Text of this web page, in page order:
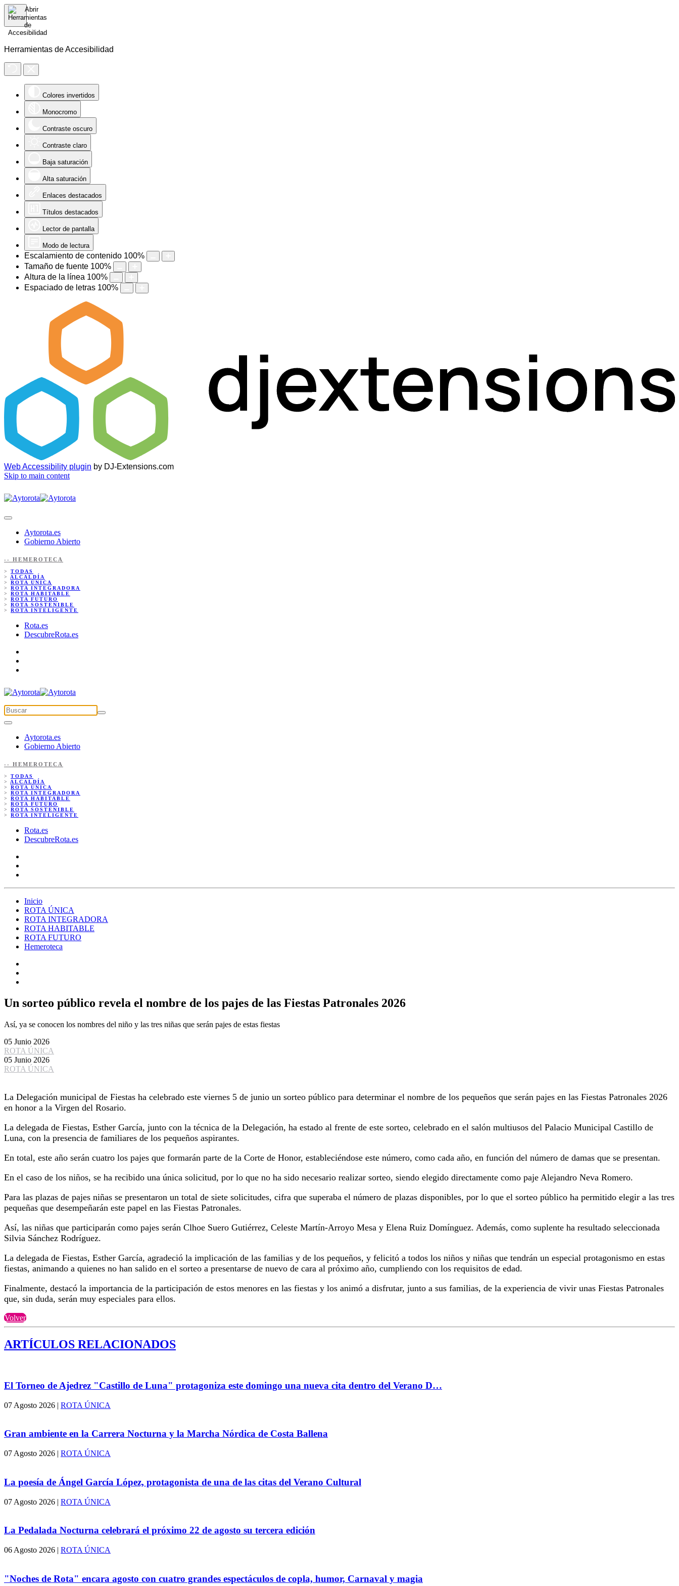
Herramientas de Accesibilidad
Colores invertidos
Monocromo
Contraste oscuro
Contraste claro
Baja saturación
Alta saturación
Enlaces destacados
Títulos destacados
Lector de pantalla
Modo de lectura
Escalamiento de contenido 100%
Tamaño de fuente 100%
Altura de la línea 100%
Espaciado de letras 100%
Web Accessibility plugin by DJ-Extensions.com
Skip to main content
Aytorota.es
Gobierno Abierto
-- HEMEROTECA
> TODAS
> ALCALDÍA
> ROTA ÚNICA
> ROTA INTEGRADORA
> ROTA HABITABLE
> ROTA FUTURO
> ROTA SOSTENIBLE
> ROTA INTELIGENTE
Rota.es
DescubreRota.es
Aytorota.es
Gobierno Abierto
-- HEMEROTECA
> TODAS
> ALCALDÍA
> ROTA ÚNICA
> ROTA INTEGRADORA
> ROTA HABITABLE
> ROTA FUTURO
> ROTA SOSTENIBLE
> ROTA INTELIGENTE
Rota.es
DescubreRota.es
Inicio
ROTA ÚNICA
ROTA INTEGRADORA
ROTA HABITABLE
ROTA FUTURO
Hemeroteca
Un sorteo público revela el nombre de los pajes de las Fiestas Patronales 2026
Así, ya se conocen los nombres del niño y las tres niñas que serán pajes de estas fiestas
05 Junio 2026
ROTA ÚNICA
05 Junio 2026
ROTA ÚNICA
La Delegación municipal de Fiestas ha celebrado este viernes 5 de junio un sorteo público para determinar el nombre de los pequeños que serán pajes en las Fiestas Patronales 2026
en honor a la Virgen del Rosario.
La delegada de Fiestas, Esther García, junto con la técnica de la Delegación, ha estado al frente de este sorteo, celebrado en el salón multiusos del Palacio Municipal Castillo de
Luna, con la presencia de familiares de los pequeños aspirantes.
En total, este año serán cuatro los pajes que formarán parte de la Corte de Honor, estableciéndose este número, como cada año, en función del número de damas que se presentan.
En el caso de los niños, se ha recibido una única solicitud, por lo que no ha sido necesario realizar sorteo, siendo elegido directamente como paje Alejandro Neva Romero.
Para las plazas de pajes niñas se presentaron un total de siete solicitudes, cifra que superaba el número de plazas disponibles, por lo que el sorteo público ha permitido elegir a las tres
pequeñas que desempeñarán este papel en las Fiestas Patronales.
Así, las niñas que participarán como pajes serán Clhoe Suero Gutiérrez, Celeste Martín-Arroyo Mesa y Elena Ruiz Domínguez. Además, como suplente ha resultado seleccionada
Silvia Sánchez Rodríguez.
La delegada de Fiestas, Esther García, agradeció la implicación de las familias y de los pequeños, y felicitó a todos los niños y niñas que tendrán un especial protagonismo en estas
fiestas, animando a quienes no han salido en el sorteo a presentarse de nuevo de cara al próximo año, cumpliendo con los requisitos de edad.
Finalmente, destacó la importancia de la participación de estos menores en las fiestas y los animó a disfrutar, junto a sus familias, de la experiencia de vivir unas Fiestas Patronales
que, sin duda, serán muy especiales para ellos.
Volver
ARTÍCULOS RELACIONADOS
El Torneo de Ajedrez "Castillo de Luna" protagoniza este domingo una nueva cita dentro del Verano D…
07 Agosto 2026 | ROTA ÚNICA
Gran ambiente en la Carrera Nocturna y la Marcha Nórdica de Costa Ballena
07 Agosto 2026 | ROTA ÚNICA
La poesía de Ángel García López, protagonista de una de las citas del Verano Cultural
07 Agosto 2026 | ROTA ÚNICA
La Pedalada Nocturna celebrará el próximo 22 de agosto su tercera edición
06 Agosto 2026 | ROTA ÚNICA
"Noches de Rota" encara agosto con cuatro grandes espectáculos de copla, humor, Carnaval y magia